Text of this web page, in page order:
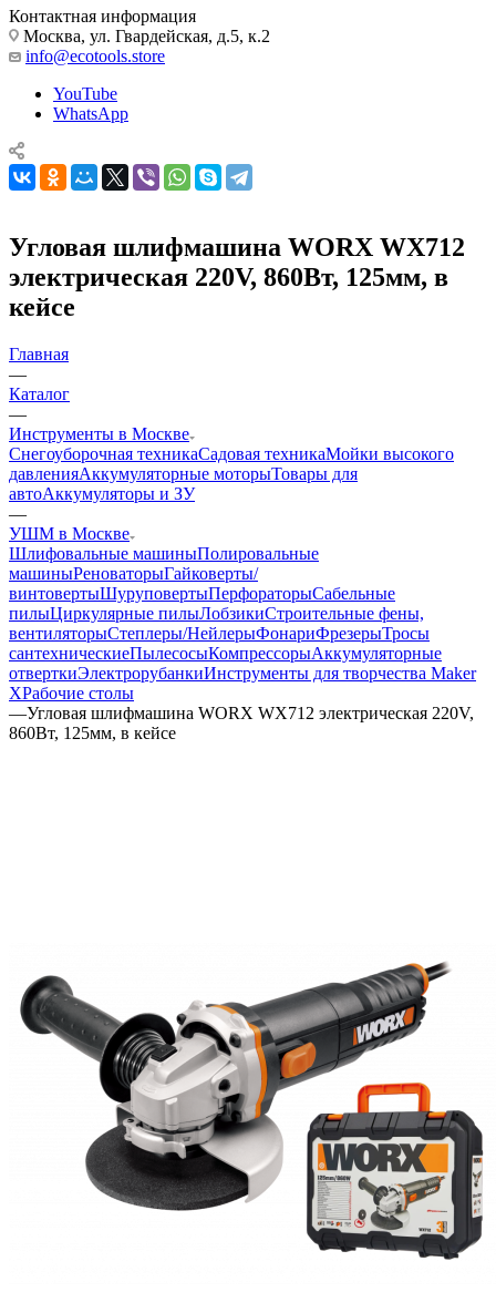
Контактная информация
Москва, ул. Гвардейская, д.5, к.2
info@ecotools.store
YouTube
WhatsApp
Угловая шлифмашина WORX WX712
электрическая 220V, 860Вт, 125мм, в
кейсе
Главная
—
Каталог
—
Инструменты в Москве
Снегоуборочная техникаСадовая техникаМойки высокого
давленияАккумуляторные моторыТовары для
автоАккумуляторы и ЗУ
—
УШМ в Москве
Шлифовальные машиныПолировальные
машиныРеноваторыГайковерты/
винтовертыШуруповертыПерфораторыСабельные
пилыЦиркулярные пилыЛобзикиСтроительные фены,
вентиляторыСтеплеры/НейлерыФонариФрезерыТросы
сантехническиеПылесосыКомпрессорыАккумуляторные
отверткиЭлектрорубанкиИнструменты для творчества Maker
XРабочие столы
—Угловая шлифмашина WORX WX712 электрическая 220V,
860Вт, 125мм, в кейсе